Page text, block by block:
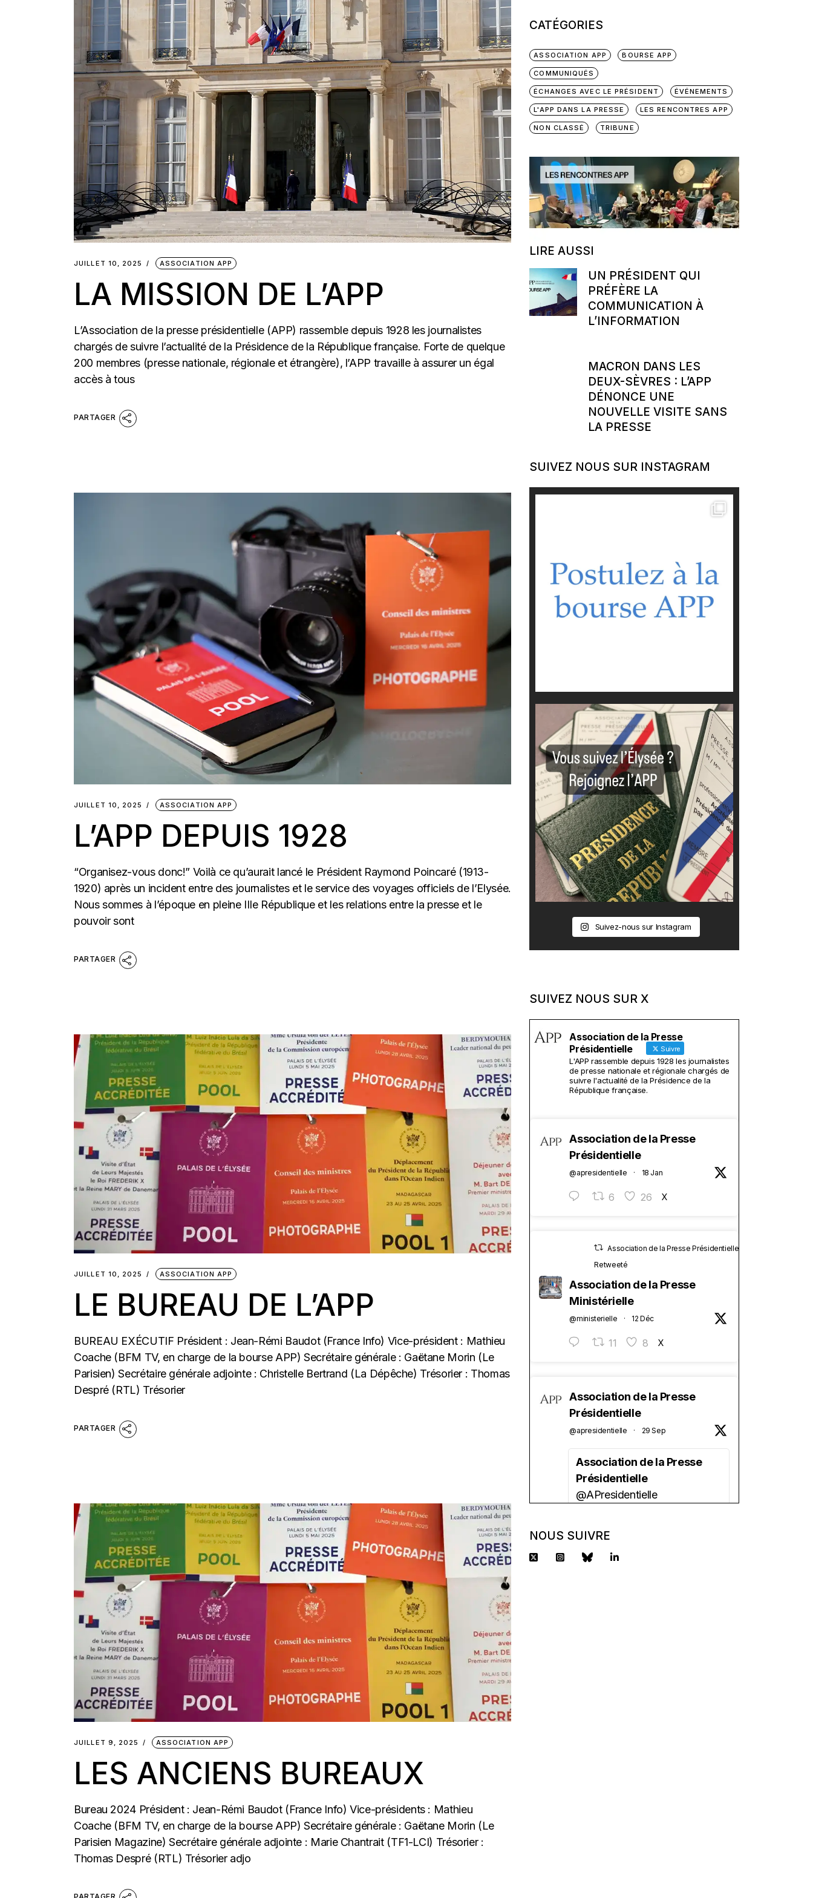
JUILLET 10, 2025 ASSOCIATION APP
LA MISSION DE L’APP
L’Association de la presse présidentielle (APP) rassemble depuis 1928 les journalistes
chargés de suivre l’actualité de la Présidence de la République française. Forte de quelque
200 membres (presse nationale, régionale et étrangère), l’APP travaille à assurer un égal
accès à tous
JUILLET 10, 2025 ASSOCIATION APP
L’APP DEPUIS 1928
“Organisez-vous donc!” Voilà ce qu’aurait lancé le Président Raymond Poincaré (1913-
1920) après un incident entre des journalistes et le service des voyages officiels de l’Elysée.
Nous sommes à l’époque en pleine IIIe République et les relations entre la presse et le
pouvoir sont
JUILLET 10, 2025 ASSOCIATION APP
LE BUREAU DE L’APP
BUREAU EXÉCUTIF Président : Jean-Rémi Baudot (France Info) Vice-président : Mathieu
Coache (BFM TV, en charge de la bourse APP) Secrétaire générale : Gaëtane Morin (Le
Parisien) Secrétaire générale adjointe : Christelle Bertrand (La Dépêche) Trésorier : Thomas
Despré (RTL) Trésorier
JUILLET 9, 2025 ASSOCIATION APP
LES ANCIENS BUREAUX
Bureau 2024 Président : Jean-Rémi Baudot (France Info) Vice-présidents : Mathieu
Coache (BFM TV, en charge de la bourse APP) Secrétaire générale : Gaëtane Morin (Le
Parisien Magazine) Secrétaire générale adjointe : Marie Chantrait (TF1-LCI) Trésorier :
Thomas Despré (RTL) Trésorier adjo
CATÉGORIES
ASSOCIATION APP BOURSE APP
COMMUNIQUÉS
ÉCHANGES AVEC LE PRÉSIDENT ÉVÉNEMENTS
L'APP DANS LA PRESSE LES RENCONTRES APP
NON CLASSÉ TRIBUNE
LIRE AUSSI
UN PRÉSIDENT QUI
PRÉFÈRE LA
COMMUNICATION À
L’INFORMATION
MACRON DANS LES
DEUX-SÈVRES : L’APP
DÉNONCE UNE
NOUVELLE VISITE SANS
LA PRESSE
SUIVEZ NOUS SUR INSTAGRAM
Suivez-nous sur Instagram
SUIVEZ NOUS SUR X
Association de la Presse
Présidentielle
Suivre
L'APP rassemble depuis 1928 les journalistes
de presse nationale et régionale chargés de
suivre l'actualité de la Présidence de la
République française.
Association de la Presse
Présidentielle
@apresidentielle · 18 Jan
6 26 X
Association de la Presse Présidentielle
Retweeté
Association de la Presse
Ministérielle
@ministerielle · 12 Déc
11 8 X
Association de la Presse
Présidentielle
@apresidentielle · 29 Sep
Association de la Presse
Présidentielle
@APresidentielle
journalisme ?
Vous avez besoin d'une
NOUS SUIVRE